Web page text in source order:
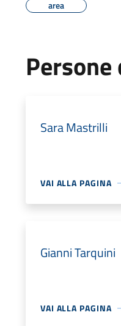
area
Sara Mastrilli
VAI ALLA PAGINA
Gianni Tarquini
VAI ALLA PAGINA